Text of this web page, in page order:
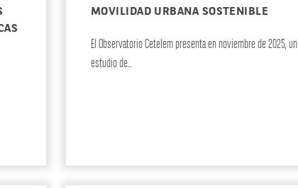
MOVILIDAD URBANA SOSTENIBLE
El Observatorio Cetelem presenta en noviembre de 2025, un
estudio de…